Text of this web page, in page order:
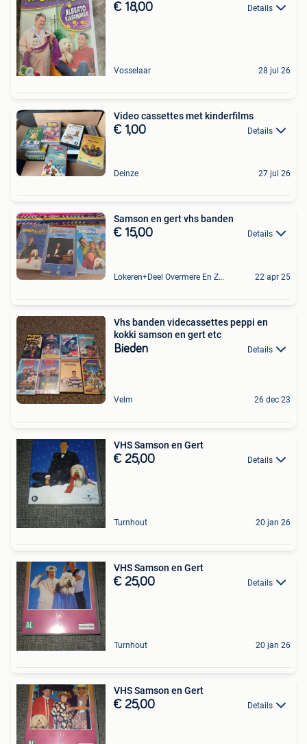
€ 18,00 Details
Vosselaar 28 jul 26
Video cassettes met kinderfilms
€ 1,00 Details
Deinze 27 jul 26
Samson en gert vhs banden
€ 15,00 Details
Lokeren+Deel Overmere En Zele 22 apr 25
Vhs banden videcassettes peppi en
kokki samson en gert etc
Bieden Details
Velm 26 dec 23
VHS Samson en Gert
€ 25,00 Details
Turnhout 20 jan 26
VHS Samson en Gert
€ 25,00 Details
Turnhout 20 jan 26
VHS Samson en Gert
€ 25,00 Details